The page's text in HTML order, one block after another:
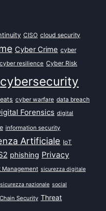
CISO cloud security
Cyber Crime cyber
cyber resilience Cyber Risk
cybersecurity
cyber warfare data breach
Forensics digital
information security
Artificiale IoT
phishing Privacy
Management sicurezza digitale
sicurezza nazionale social
Security Threat